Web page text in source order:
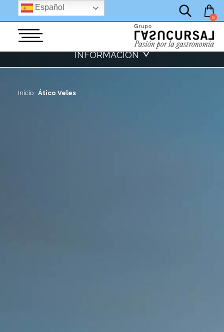
contenido
0
INFORMACIÓN>
Inicio · Ático Veles
Español